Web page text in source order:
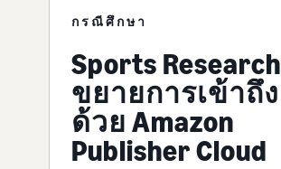
กรณีศึกษา
Sports Research
ขยายการเข้าถึง
ด้วย Amazon
Publisher Cloud